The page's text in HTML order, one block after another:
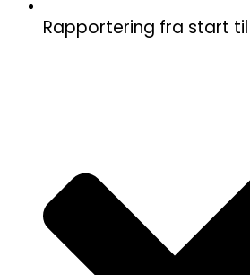
Rapportering fra start